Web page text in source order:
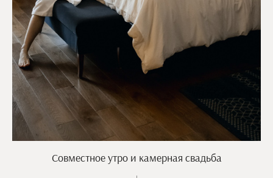
Совместное утро и камерная свадьба